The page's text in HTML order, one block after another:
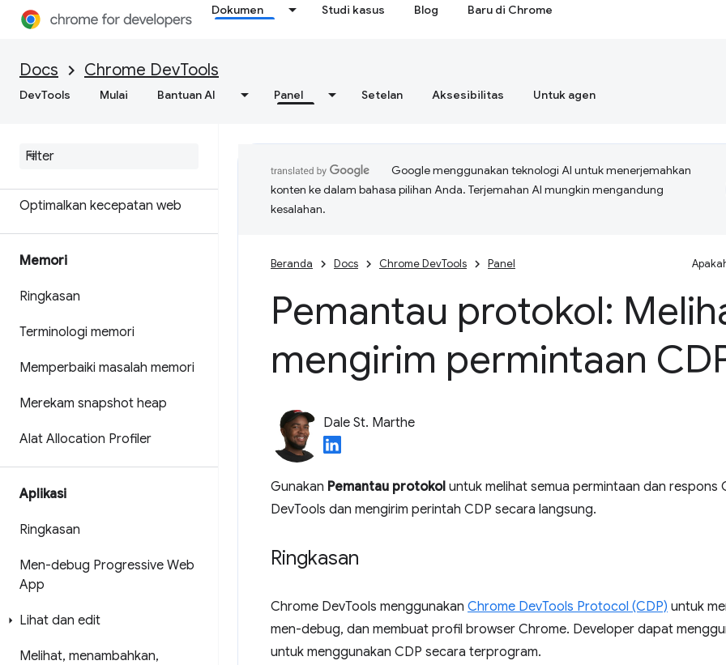
Dokumen Studi kasus Blog Baru di Chrome
Docs Chrome DevTools
DevTools Mulai Bantuan AI Panel Setelan Aksesibilitas Untuk agen
Dapatkan hasil analisis yang
performa situs Anda
Menyimpan rekaman aktivitas
Optimalkan kecepatan web
Memori
Ringkasan
Terminologi memori
Memperbaiki masalah memori
Merekam snapshot heap
Alat Allocation Profiler
Aplikasi
Ringkasan
Men-debug Progressive Web
App
Lihat dan edit
Melihat, menambahkan,
Google menggunakan teknologi AI untuk menerjemahkan
konten ke dalam bahasa pilihan Anda. Terjemahan AI mungkin mengandung
kesalahan.
Beranda Docs Chrome DevTools Panel
Pemantau protokol:
mengirim permintaan
Dale St. Marthe
Gunakan Pemantau protokol untuk melihat semua permintaan dan respons
DevTools dan mengirim perintah CDP secara langsung.
Ringkasan
Chrome DevTools menggunakan Chrome DevTools Protocol (CDP) untuk
men-debug, dan membuat profil browser Chrome. Developer dapat
untuk menggunakan CDP secara terprogram.